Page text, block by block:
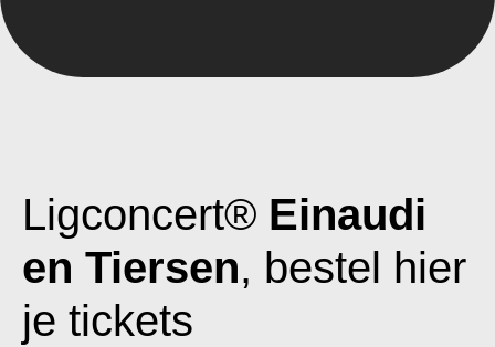
Ligconcert® Einaudi
en Tiersen, bestel hier
je tickets